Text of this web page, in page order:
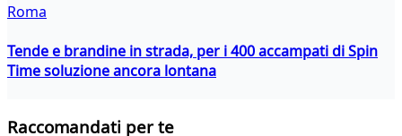
Roma
Tende e brandine in strada, per i 400 accampati di Spin
Time soluzione ancora lontana
Raccomandati per te